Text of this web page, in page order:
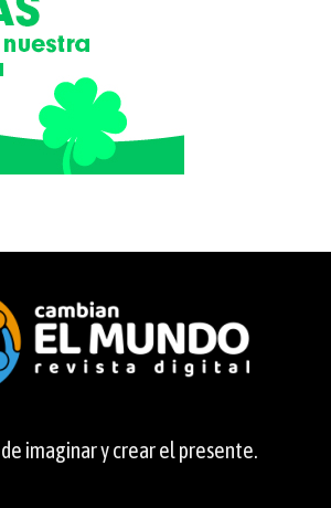
imaginar y crear el presente.